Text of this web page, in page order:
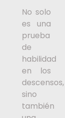
No solo
es una
prueba
de
habilidad
en los
descensos,
sino
también